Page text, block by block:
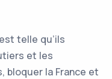
telle qu’ils
et les
bloquer la France et